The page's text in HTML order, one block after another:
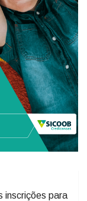
inscrições para